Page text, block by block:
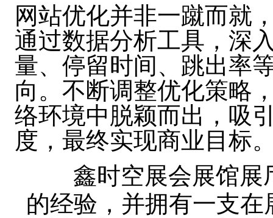
网站优化并非一蹴而就
通过数据分析工具，深
量、停留时间、跳出率
向。不断调整优化策略
络环境中脱颖而出，吸
度，最终实现商业目标
鑫时空展会展馆展
的经验，并拥有一支